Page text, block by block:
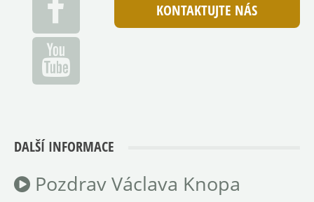
KONTAKTUJTE NÁS
DALŠÍ INFORMACE
Pozdrav Václava Knopa